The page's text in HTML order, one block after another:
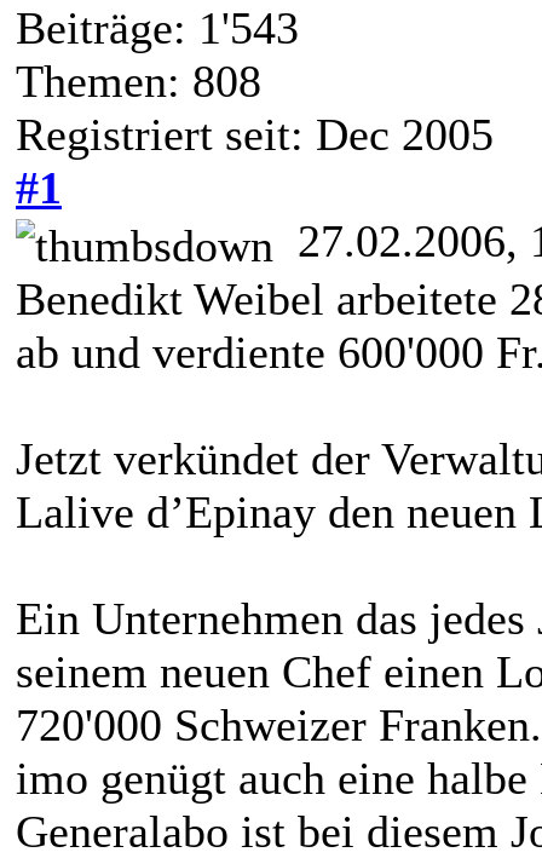
Beiträge: 1'543
Themen: 808
Registriert seit: Dec 2005
#1
27.02.2006,
Benedikt Weibel arbeitete
ab und verdiente 600'000
Jetzt verkündet der
Lalive d’Epinay den
Ein Unternehmen das
seinem neuen Chef einen
720'000 Schweizer
imo genügt auch eine
Generalabo ist bei diesem